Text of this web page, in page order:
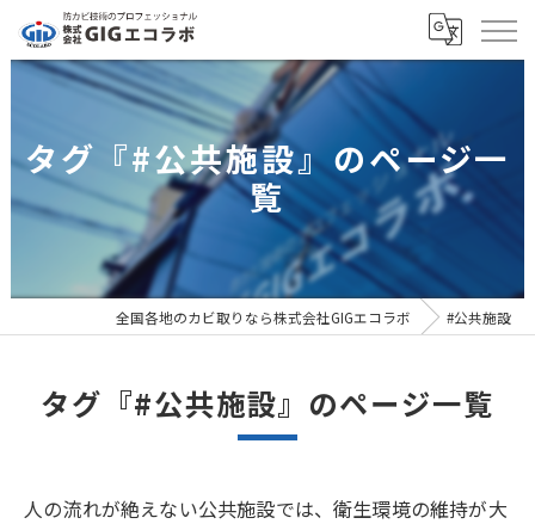
タグ『#公共施設』のページ一
覧
全国各地のカビ取りなら株式会社GIGエコラボ #公共施設
タグ『#公共施設』のページ一覧
人の流れが絶えない公共施設では、衛生環境の維持が大